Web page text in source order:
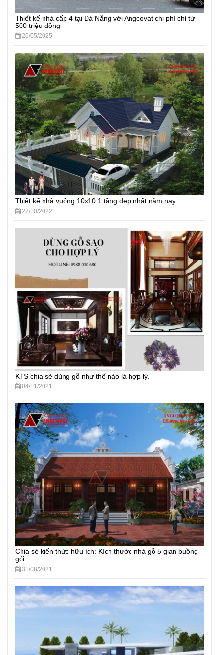
Thiết kế nhà cấp 4 tại Đà Nẵng với Angcovat chi phí chỉ từ
500 triệu đồng
26/05/2025
Thiết kế nhà vuông 10x10 1 tầng đẹp nhất năm nay
27/10/2022
KTS chia sẻ dùng gỗ như thế nào là hợp lý.
04/11/2021
Chia sẻ kiến thức hữu ích: Kích thước nhà gỗ 5 gian buồng
gói
31/08/2021